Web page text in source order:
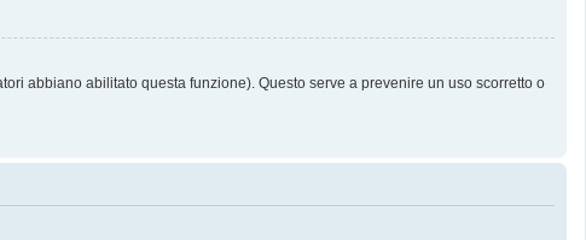
abbiano abilitato questa funzione). Questo serve a prevenire un uso scorretto o